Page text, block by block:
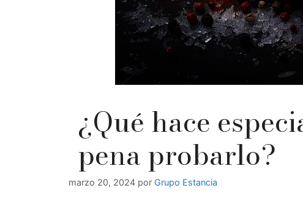
¿Qué hace
pena probarlo?
marzo 20, 2024 por Grupo Estancia